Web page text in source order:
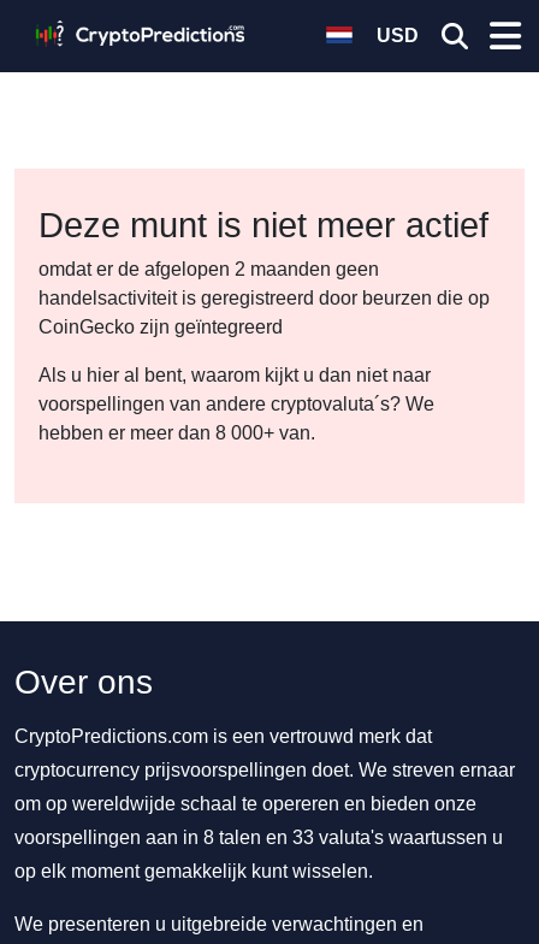
USD
Deze munt is niet meer actief
omdat er de afgelopen 2 maanden geen
handelsactiviteit is geregistreerd door beurzen die op
CoinGecko zijn geïntegreerd
Als u hier al bent, waarom kijkt u dan niet naar
voorspellingen van andere cryptovaluta´s? We
hebben er meer dan 8 000+ van.
Over ons
CryptoPredictions.com is een vertrouwd merk dat
cryptocurrency prijsvoorspellingen doet. We streven ernaar
om op wereldwijde schaal te opereren en bieden onze
voorspellingen aan in 8 talen en 33 valuta's waartussen u
op elk moment gemakkelijk kunt wisselen.
We presenteren u uitgebreide verwachtingen en